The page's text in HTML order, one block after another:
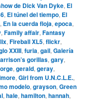
de Dick Van Dyke, El
, El túnel del tiempo, El
, En la cuerda floja,epoca,
,Family affair,Fantasy
,Fireball XL5,flickr,
XXIII,furia,gail,Galería
gorillas,gary,
,gerald,geray,
,Girl from U.N.C.L.E.,
modelo,grayson,Green
,hale,hamilton,hannah,